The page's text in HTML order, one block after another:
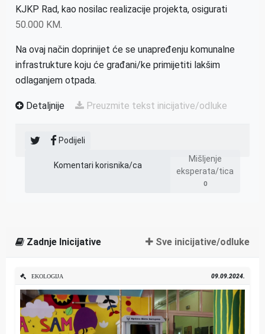
KJKP Rad, kao nosilac realizacije projekta, osigurati
50.000 KM.
Na ovaj način doprinijet će se unapređenju komunalne
infrastrukture koju će građani/ke primijetiti lakšim
odlaganjem otpada.
Detaljnije Preuzmite tekst inicijative/odluke
Podijeli
Mišljenje
0
Zadnje Inicijative Sve inicijative/odluke
EKOLOGIJA 09.09.2024.